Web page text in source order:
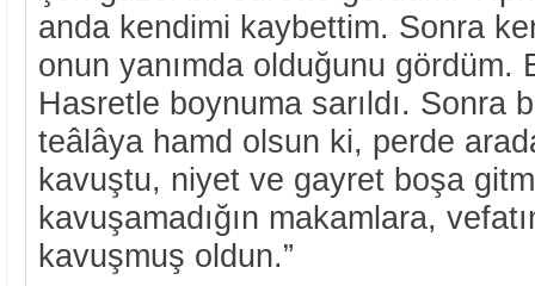
anda kendimi kaybettim. Sonra
onun yanımda olduğunu gördüm.
Hasretle boynuma sarıldı. Sonra
teâlâya hamd olsun ki, perde
kavuştu, niyet ve gayret boşa
kavuşamadığın makamlara,
kavuşmuş oldun.”